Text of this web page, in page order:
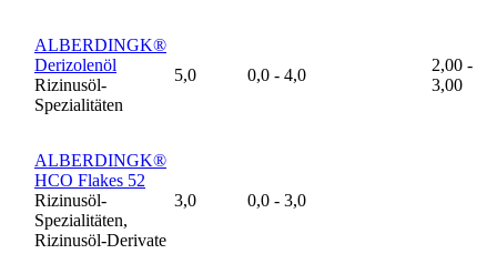
ALBERDINGK®
Derizolenöl
Rizinusöl-
Spezialitäten
5,0 0,0 - 4,0
2,00 -
3,00
ALBERDINGK®
HCO Flakes 52
Rizinusöl-
Spezialitäten,
Rizinusöl-Derivate
3,0 0,0 - 3,0